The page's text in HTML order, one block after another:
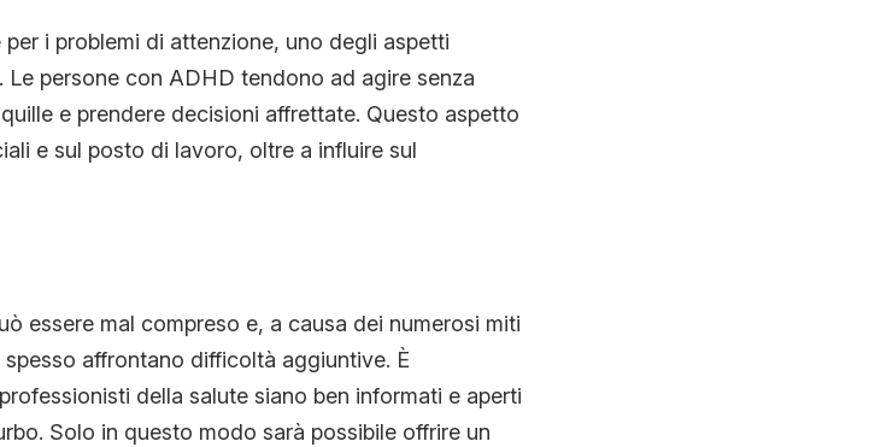
i problemi di attenzione, uno degli aspetti
Le persone con ADHD tendono ad agire senza
e prendere decisioni affrettate. Questo aspetto
e sul posto di lavoro, oltre a influire sul
essere mal compreso e, a causa dei numerosi miti
affrontano difficoltà aggiuntive. È
della salute siano ben informati e aperti
Solo in questo modo sarà possibile offrire un